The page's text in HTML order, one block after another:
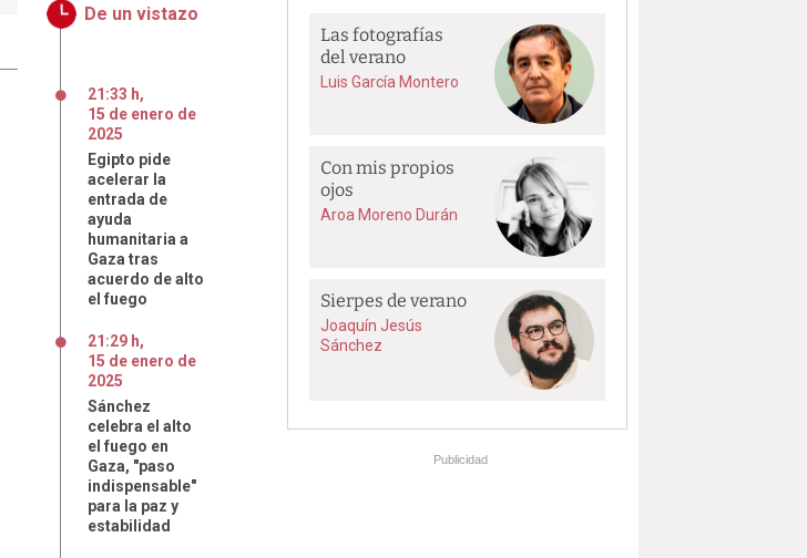
De un vistazo
21:33 h,
15 de enero de
2025
Egipto pide
acelerar la
entrada de
ayuda
humanitaria a
Gaza tras
acuerdo de alto
el fuego
21:29 h,
15 de enero de
2025
Sánchez
celebra el alto
el fuego en
Gaza, "paso
indispensable"
para la paz y
estabilidad
Las fotografías
del verano
Luis García Montero
Con mis propios
ojos
Aroa Moreno Durán
Sierpes de verano
Joaquín Jesús
Sánchez
Publicidad